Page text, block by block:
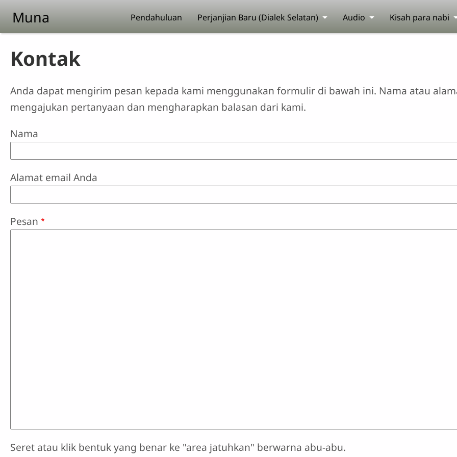
Muna Pendahuluan Perjanjian Baru (Dialek Selatan) Audio Kisah para nabi
Kontak
Anda dapat mengirim pesan kepada kami menggunakan formulir di bawah ini. Nama atau
mengajukan pertanyaan dan mengharapkan balasan dari kami.
Nama
Alamat email Anda
Pesan
Seret atau klik bentuk yang benar ke "area jatuhkan" berwarna abu-abu.